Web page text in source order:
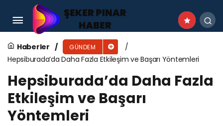
Haberler GÜNDEM
Hepsiburada’da Daha Fazla Etkileşim ve Başarı Yöntemleri
Hepsiburada’da Daha Fazla
Etkileşim ve Başarı
Yöntemleri
Dijital Çağın Vazgeçilmezi: Stok ve Barkod
Sistemleri